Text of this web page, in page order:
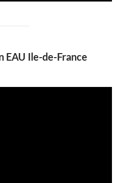
EAU Ile-de-France